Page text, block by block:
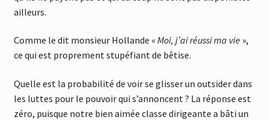
ailleurs.
Comme le dit monsieur Hollande « Moi, j’ai réussi ma vie»,
ce qui est proprement stupéfiant de bêtise.
Quelle est la probabilité de voir se glisser un outsider dans
les luttes pour le pouvoir qui s’annoncent ? La réponse est
zéro, puisque notre bien aimée classe dirigeante a bâti un